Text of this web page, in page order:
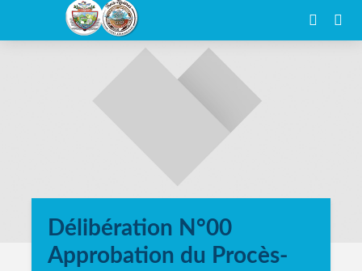
Délibération N°00
Approbation du Procès-